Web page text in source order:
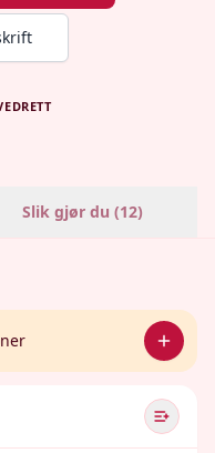
Slik gjør du (12)